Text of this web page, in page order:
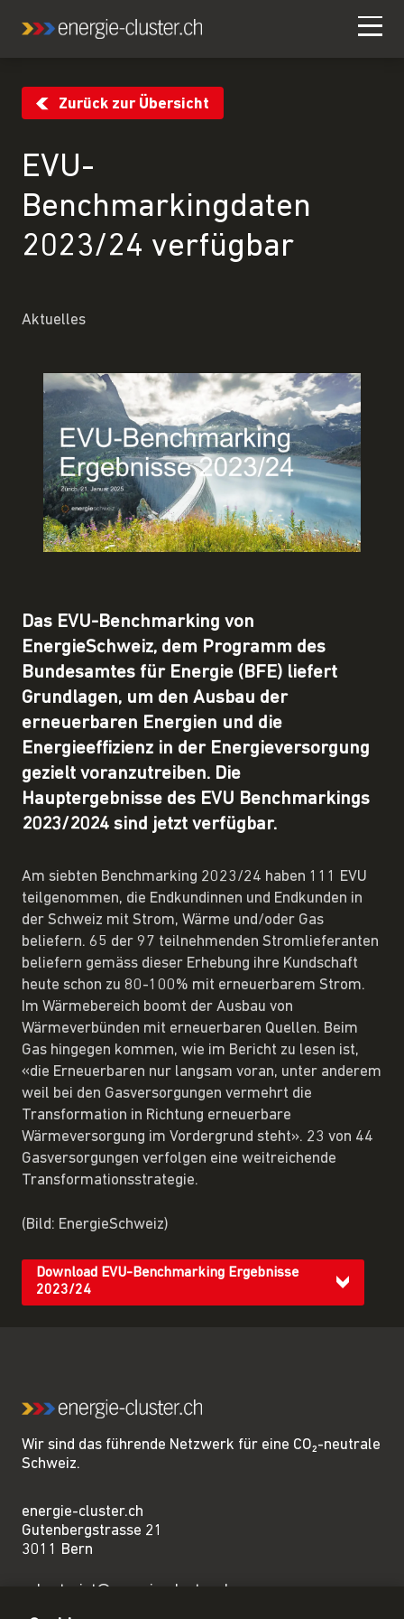
Zurück zur Übersicht
EVU-
Benchmarkingdaten
2023/24 verfügbar
Aktuelles
Das EVU-Benchmarking von
EnergieSchweiz, dem Programm des
Bundesamtes für Energie (BFE) liefert
Grundlagen, um den Ausbau der
erneuerbaren Energien und die
Energieeffizienz in der Energieversorgung
gezielt voranzutreiben. Die
Hauptergebnisse des EVU Benchmarkings
2023/2024 sind jetzt verfügbar.
Am siebten Benchmarking 2023/24 haben 111 EVU
teilgenommen, die Endkundinnen und Endkunden in
der Schweiz mit Strom, Wärme und/oder Gas
beliefern. 65 der 97 teilnehmenden Stromlieferanten
beliefern gemäss dieser Erhebung ihre Kundschaft
heute schon zu 80-100% mit erneuerbarem Strom.
Im Wärmebereich boomt der Ausbau von
Wärmeverbünden mit erneuerbaren Quellen. Beim
Gas hingegen kommen, wie im Bericht zu lesen ist,
«die Erneuerbaren nur langsam voran, unter anderem
weil bei den Gasversorgungen vermehrt die
Transformation in Richtung erneuerbare
Wärmeversorgung im Vordergrund steht». 23 von 44
Gasversorgungen verfolgen eine weitreichende
Transformationsstrategie.
(Bild: EnergieSchweiz)
Download EVU-Benchmarking Ergebnisse
2023/24
Wir sind das führende Netzwerk für eine CO₂-neutrale
Schweiz.
energie-cluster.ch
Gutenbergstrasse 21
3011 Bern
sekretariat@energie-cluster.ch